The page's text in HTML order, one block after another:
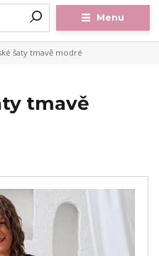
Menu
šaty tmavě modré
tmavě